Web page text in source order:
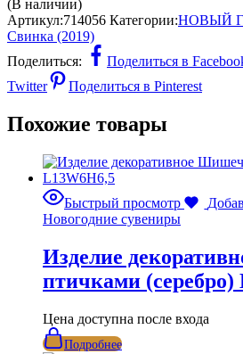
(В наличии)
Артикул:714056 Категории:НОВЫЙ
Свинка (2019)
Поделиться:
Поделиться в
Twitter
Поделиться в Pinterest
Похожие товары
Быстрый просмотр
Новогодние сувениры
Изделие
птичками (серебро)
Цена доступна после входа
Подробнее